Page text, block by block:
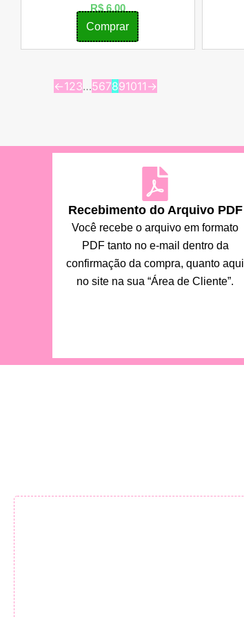
R$6,00
Comprar
←123…567891011 →
Recebimento do Arquivo PDF
Você recebe o arquivo em formato
PDF tanto no e-mail dentro da
confirmação da compra, quanto aqui
no site na sua “Área de Cliente”.